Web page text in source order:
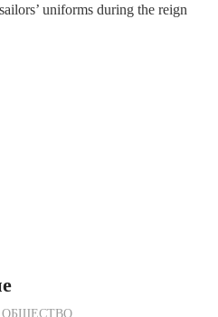
uniforms during the reign
Редакции